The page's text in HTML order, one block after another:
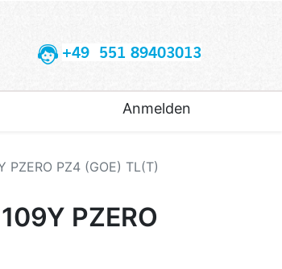
+49 551 89403013
Anmelden
PZERO PZ4 (GOE) TL(T)
PZERO